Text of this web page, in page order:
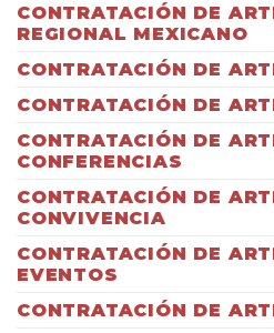
CONTRATACIÓN DE
REGIONAL MEXICANO
CONTRATACIÓN DE
CONTRATACIÓN DE
CONTRATACIÓN DE
CONFERENCIAS
CONTRATACIÓN DE
CONVIVENCIA
CONTRATACIÓN DE
EVENTOS
CONTRATACIÓN DE